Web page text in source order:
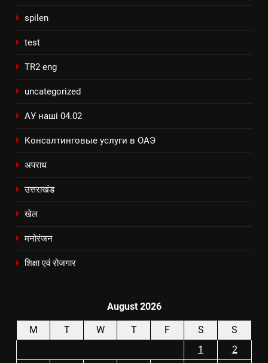
spilen
test
TR2 eng
uncategorized
АУ наші 04.02
Консалтинговые услуги в ОАЭ
अपराध
उत्तराखंड
खेल
मनोरंजन
शिक्षा एवं रोजगार
August 2026
M T W T F S
S
1
2